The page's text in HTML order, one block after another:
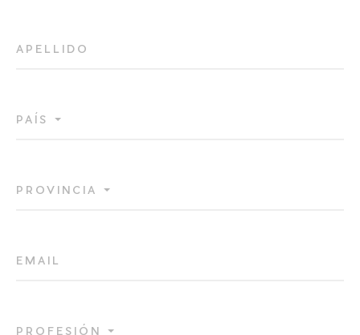
APELLIDO
PAÍS
PROVINCIA
EMAIL
PROFESIÓN